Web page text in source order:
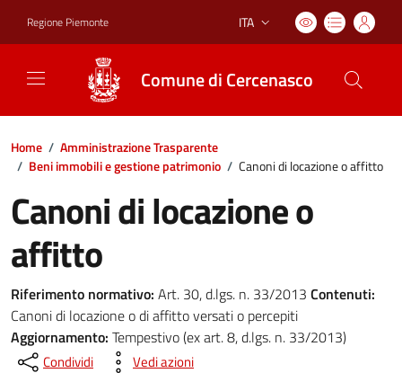
Regione Piemonte Lingua attiva:
ITA
Comune di Cercenasco
Home / Amministrazione Trasparente
/ Beni immobili e gestione patrimonio / Canoni di locazione o affitto
Canoni di locazione o
affitto
Riferimento normativo: Art. 30, d.lgs. n. 33/2013 Contenuti:
Canoni di locazione o di affitto versati o percepiti
Aggiornamento: Tempestivo (ex art. 8, d.lgs. n. 33/2013)
Condividi Vedi azioni